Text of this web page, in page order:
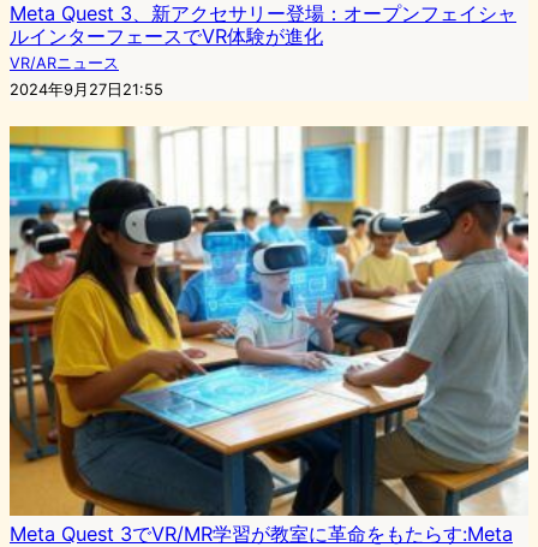
Meta Quest 3、新アクセサリー登場：オープンフェイシャ
ルインターフェースでVR体験が進化
VR/ARニュース
2024年9月27日21:55
Meta Quest 3でVR/MR学習が教室に革命をもたらす:Meta